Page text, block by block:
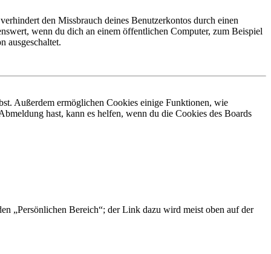
den Missbrauch deines Benutzerkontos durch einen
wenn du dich an einem öffentlichen Computer, zum Beispiel
ausgeschaltet.
Außerdem ermöglichen Cookies einige Funktionen, wie
hast, kann es helfen, wenn du die Cookies des Boards
„Persönlichen Bereich“; der Link dazu wird meist oben auf der